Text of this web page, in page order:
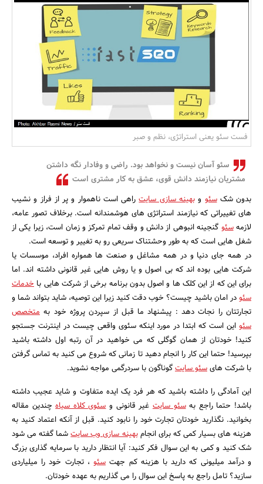
بانک، بیمه و سرمایه
مسکن و ساختمان
جستجو
فست سئو یعنی استراتژی، نظم و صبر
سئو آسان نیست و نخواهد بود. راضی و وفادار نگه داشتن
مشتریان نیازمند دانش قوی، عشق به کار مشتری است
بدون شکسئو وبهینه سازی سایتراهی است ناهموار و پر از فراز و نشیب
های تغییراتی که نیازمند استراتژی های هوشمندانه است. برخلاف تصور عامه،
لازمهسئو گنجینه انبوهی از دانش و وقف تمام تمرکز و زمان است، زیرا یکی از
شغل هایی است که به طور وحشتناک سریعی رو به تغییر و توسعه است.
در همه جای دنیا و در همه مشاغل و صنعت ها همواره افراد، موسسات یا
شرکت هایی بوده اند که بی اصول و یا روش هایی غیر قانونی داشته اند. اما
برای این که از این کلک ها و اصول بدون برنامه برخی از شرکت هایی با خدمات
سئودر امان باشید چیست؟ خوب دقت کنید زیرا این توصیه، شاید بتواند شما و
تجارتتان را نجات دهد : پیشنهاد ما قبل از سپردن پروژه خود به متخصص
سئو این است که ابتدا در مورد اینکه سئوی واقعی چیست در اینترنت جستجو
کنید! خودتان از همان گوگلی که می خواهید در آن رتبه اول داشته باشید
بپرسید! حتما این کار را انجام دهید تا زمانی که شروع می کنید به تماس گرفتن
با شرکت هایسئو سایتگوناگون با سردرگمی مواجه نشوید.
این آمادگی را داشته باشید که هر فرد یک ایده متفاوت و شاید عجیب داشته
باشد! حتما راجع بهسئو سایت غیر قانونی وسئوی کلاه سیاهچندین مقاله
بخوانید. نگذارید خودتان تجارت خود را نابود کنید. قبل از آنکه اعتماد کنید به
هزینه های بسیار کمی که برای انجامبهینه سازی وب سایتشما گفته می شود
شک کنید و کمی به این سوال فکر کنید: آیا انتظار دارید با سرمایه گذاری بزرگ
و درآمد میلیونی که دارید با هزینه کم جهت سئو، تجارت خود را میلیاردی
سازید؟ تامل راجع به پاسخ این سوال را می گذاریم به عهده خودتان.